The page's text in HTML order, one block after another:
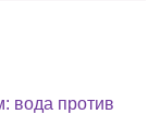
вода против